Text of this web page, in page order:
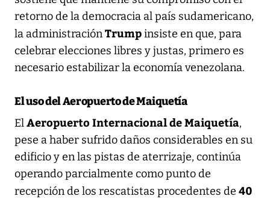
retorno de la democracia al país sudamericano,
la administraciónTrumpinsiste en que, para
celebrar elecciones libres y justas, primero es
necesario estabilizar la economía venezolana.
El uso del Aeropuerto de Maiquetía
ElAeropuerto Internacional de Maiquetía,
pese a haber sufrido daños considerables en su
edificio y en las pistas de aterrizaje, continúa
operando parcialmente como punto de
recepción de los rescatistas procedentes de 40